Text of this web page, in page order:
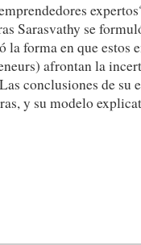
Sarasvathy se
la forma en que estos
afrontan la
conclusiones de su
y su modelo